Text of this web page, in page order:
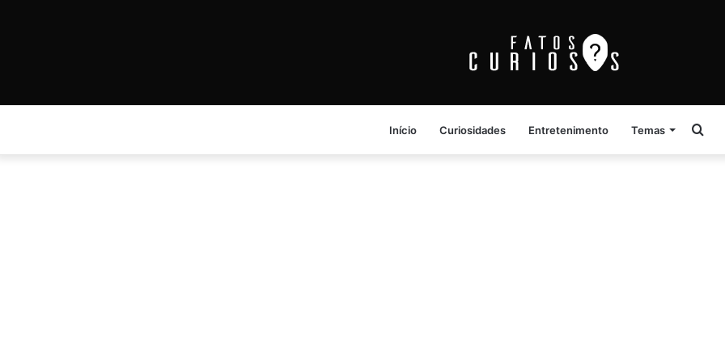
Início Curiosidades Entretenimento Temas